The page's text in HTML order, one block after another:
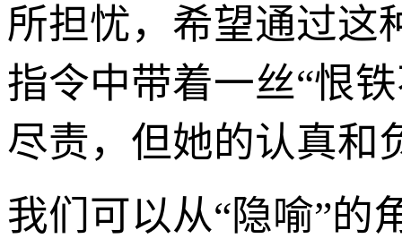
所担忧，希望通过这
指令中带着一丝“恨
尽责，但她的认真和
我们可以从“隐喻”的